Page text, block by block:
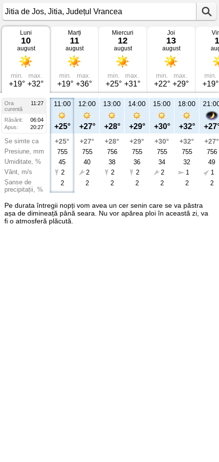
Vremea
Jitia
Jos
Județul
Vrancea
Luni
10
august
min.
+19°
max.
+32°
Marți
11
august
min.
+19°
max.
+36°
Miercuri
12
august
min.
+25°
max.
+31°
Joi
13
august
min.
+22°
max.
+29°
min.
+19°
Ora
11:27
curentă
Răsărit:
06:04
Apus:
20:27
Se simte ca
Presiune, mm
Umiditate, %
Vânt, m/s
Șanse de
precipitații, %
11:00
+25°
+25°
755
45
2
2
12:00
+27°
+27°
755
40
2
2
13:00
+28°
+28°
756
38
2
2
14:00
+29°
+29°
755
36
2
2
15:00
+30°
+30°
755
34
2
2
18:00
+32°
+32°
755
32
1
2
+27°
756
49
1
2
Pe durata întregii nopți vom avea un cer senin care se va păstra
așa de dimineață până seara. Nu vor apărea ploi în această zi, va
fi o atmosferă plăcută.